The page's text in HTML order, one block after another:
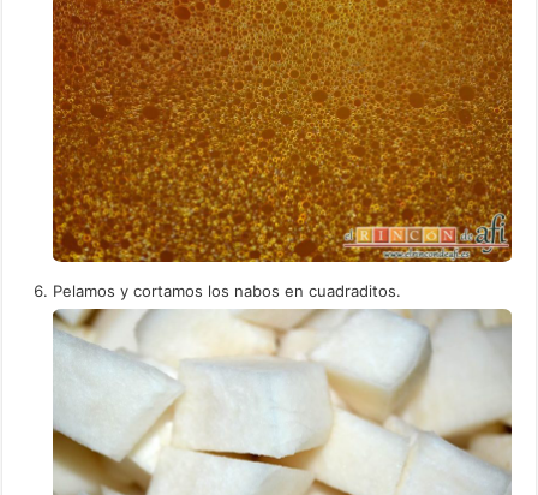
Pelamos y cortamos los nabos en cuadraditos.